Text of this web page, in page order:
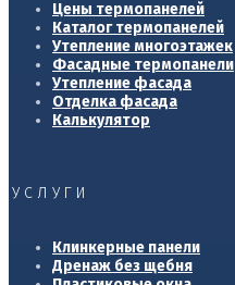
Цены термопанелей
Каталог термопанелей
Утепление многоэтажек
Фасадные термопанели
Утепление фасада
Отделка фасада
Калькулятор
УСЛУГИ
Клинкерные панели
Дренаж без щебня